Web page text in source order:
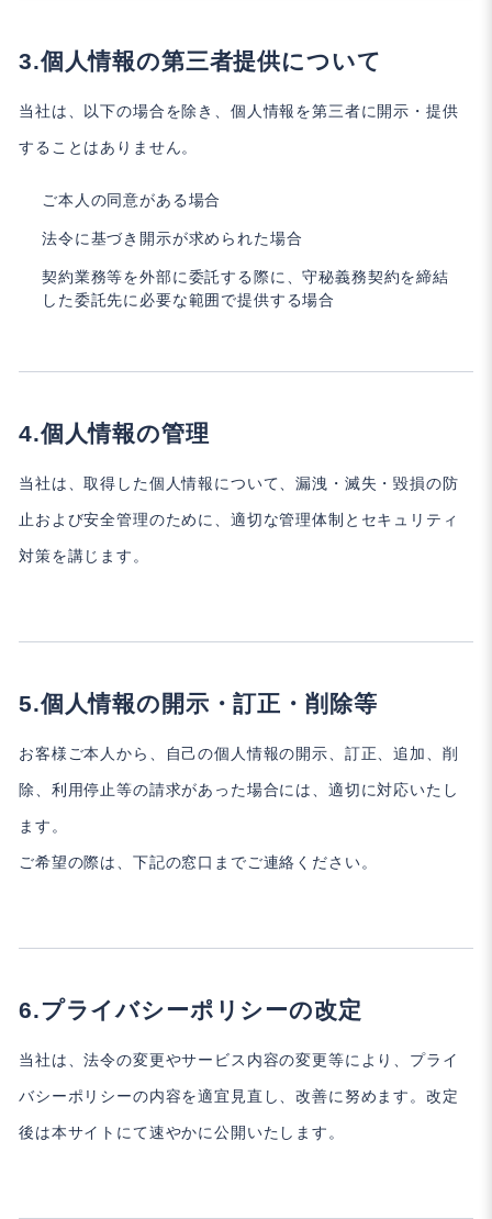
個人情報の第三者提供について
当社は、以下の場合を除き、個人情報を第三者に開示・提供
することはありません。
ご本人の同意がある場合
法令に基づき開示が求められた場合
契約業務等を外部に委託する際に、守秘義務契約を締結
した委託先に必要な範囲で提供する場合
個人情報の管理
当社は、取得した個人情報について、漏洩・滅失・毀損の防
止および安全管理のために、適切な管理体制とセキュリティ
対策を講じます。
個人情報の開示・訂正・削除等
お客様ご本人から、自己の個人情報の開示、訂正、追加、削
除、利用停止等の請求があった場合には、適切に対応いたし
ます。
ご希望の際は、下記の窓口までご連絡ください。
プライバシーポリシーの改定
当社は、法令の変更やサービス内容の変更等により、プライ
バシーポリシーの内容を適宜見直し、改善に努めます。改定
後は本サイトにて速やかに公開いたします。